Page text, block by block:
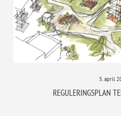
5. april
REGULERINGSPLAN